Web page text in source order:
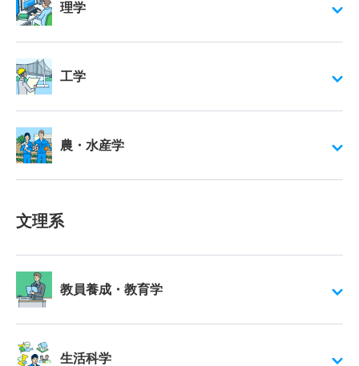
理学
工学
農・水産学
文理系
教員養成・教育学
生活科学